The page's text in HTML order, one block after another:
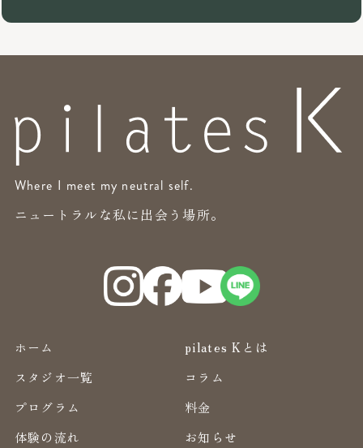
Where I meet my neutral self.
ニュートラルな私に出会う場所。
ホーム
pilates Kとは
スタジオ一覧
コラム
プログラム
料金
体験の流れ
お知らせ